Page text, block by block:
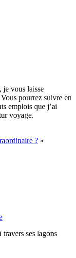
je vous laisse
Vous pourrez suivre en
emplois que j’ai
voyage.
? »
ses lagons